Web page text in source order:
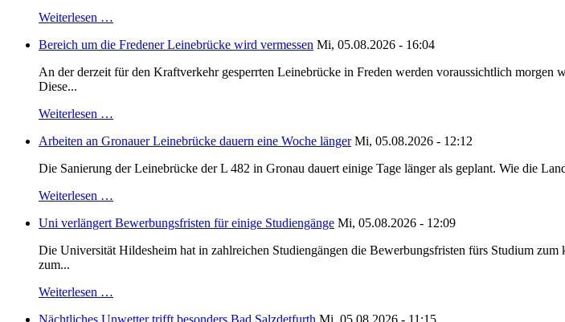
Weiterlesen …
Bereich um die Fredener Leinebrücke wird vermessen Mi, 05.08.2026 - 16:04
An der derzeit für den Kraftverkehr gesperrten Leinebrücke in Freden werden voraussichtlich morgen
Diese...
Weiterlesen …
Arbeiten an Gronauer Leinebrücke dauern eine Woche länger Mi, 05.08.2026 - 12:12
Die Sanierung der Leinebrücke der L 482 in Gronau dauert einige Tage länger als geplant. Wie die
Weiterlesen …
Uni verlängert Bewerbungsfristen für einige Studiengänge Mi, 05.08.2026 - 12:09
Die Universität Hildesheim hat in zahlreichen Studiengängen die Bewerbungsfristen fürs Studium
zum...
Weiterlesen …